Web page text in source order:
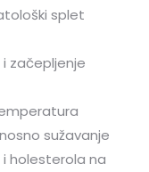
splet
začepljenje
sužavanje
holesterola na